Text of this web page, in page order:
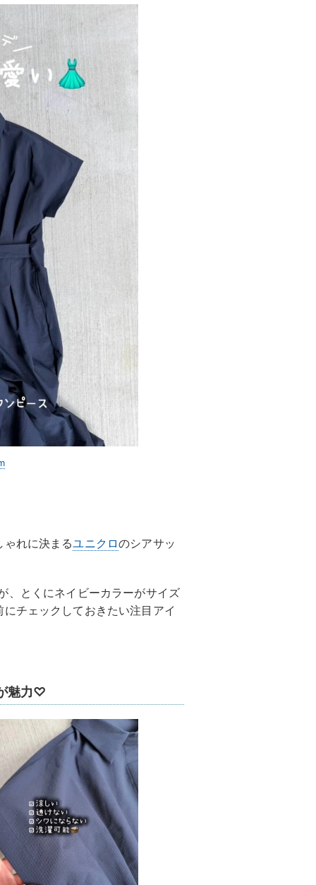
ゃれに決まるユニクロのシアサッ
、とくにネイビーカラーがサイズ
チェックしておきたい注目アイ
魅力♡